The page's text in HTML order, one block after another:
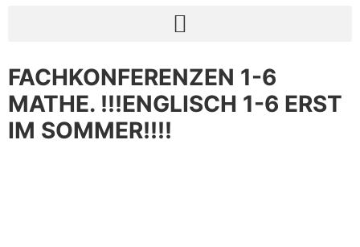
FACHKONFERENZEN 1-6
MATHE. !!!ENGLISCH 1-6 ERST
IM SOMMER!!!!